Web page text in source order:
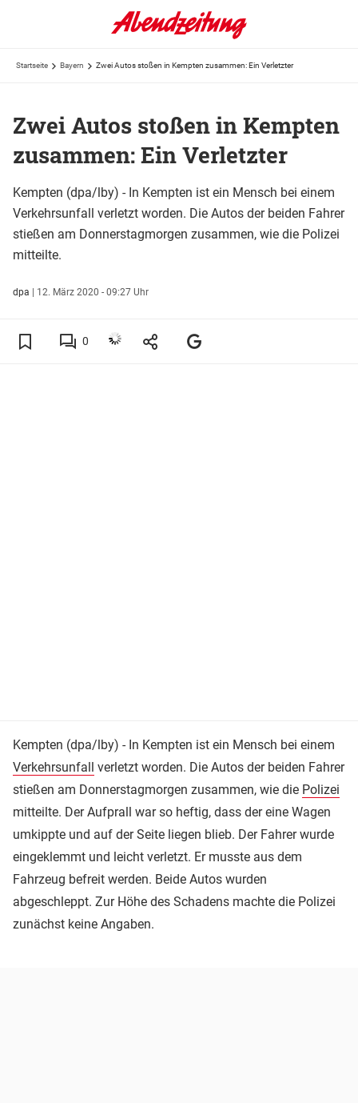
Startseite Bayern Zwei Autos stoßen in Kempten zusammen: Ein Verletzter
Zwei Autos stoßen in Kempten
zusammen: Ein Verletzter
Kempten (dpa/lby) - In Kempten ist ein Mensch bei einem
Verkehrsunfall verletzt worden. Die Autos der beiden Fahrer
stießen am Donnerstagmorgen zusammen, wie die Polizei
mitteilte.
dpa | 12. März 2020 - 09:27 Uhr
0
Kempten (dpa/lby) - In Kempten ist ein Mensch bei einem
Verkehrsunfall verletzt worden. Die Autos der beiden Fahrer
stießen am Donnerstagmorgen zusammen, wie die Polizei
mitteilte. Der Aufprall war so heftig, dass der eine Wagen
umkippte und auf der Seite liegen blieb. Der Fahrer wurde
eingeklemmt und leicht verletzt. Er musste aus dem
Fahrzeug befreit werden. Beide Autos wurden
abgeschleppt. Zur Höhe des Schadens machte die Polizei
zunächst keine Angaben.